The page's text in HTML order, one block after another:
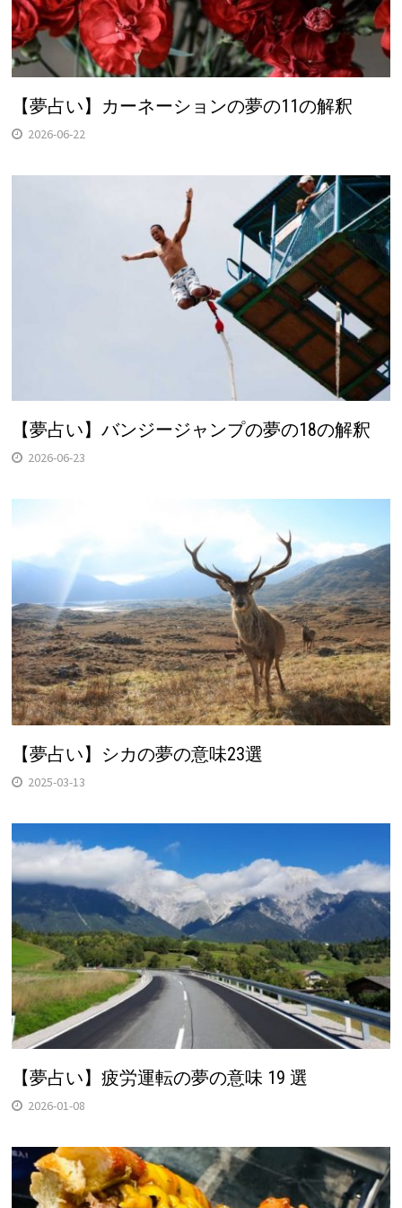
【夢占い】カーネーションの夢の11の解釈
2026-06-22
【夢占い】バンジージャンプの夢の18の解釈
2026-06-23
【夢占い】シカの夢の意味23選
2025-03-13
【夢占い】疲労運転の夢の意味 19 選
2026-01-08